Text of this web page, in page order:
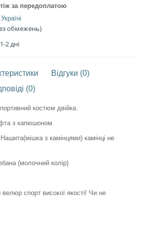
за передоплатою
обмежень)
-2 дні
Відгуки (0)
(0)
костюм двійка.
з капюшоном
з камінцями) камінці не
(молочний колір)
велюр спорт високої якості! Чи не